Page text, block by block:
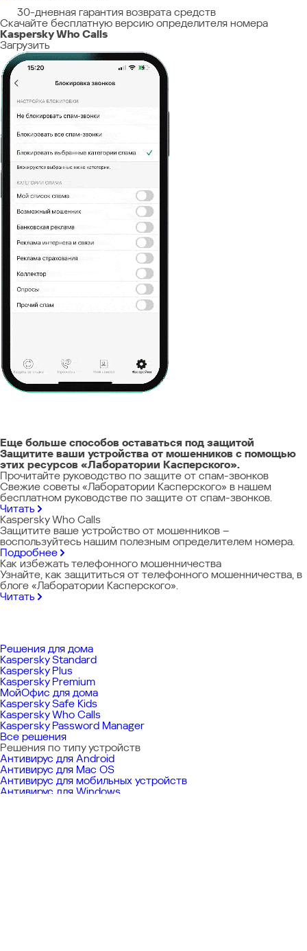
30-дневная гарантия возврата средств
Скачайте бесплатную версию определителя номера
Kaspersky Who Calls
Загрузить
Еще больше способов оставаться под защитой
Защитите ваши устройства от мошенников с помощью
этих ресурсов «Лаборатории Касперского».
Прочитайте руководство по защите от спам-звонков
Свежие советы «Лаборатории Касперского» в нашем
бесплатном руководстве по защите от спам-звонков.
Читать
Kaspersky Who Calls
Защитите ваше устройство от мошенников –
воспользуйтесь нашим полезным определителем номера.
Подробнее
Как избежать телефонного мошенничества
Узнайте, как защититься от телефонного мошенничества, в
блоге «Лаборатории Касперского».
Читать
Решения для дома
Kaspersky Standard
Kaspersky Plus
Kaspersky Premium
МойОфис для дома
Kaspersky Safe Kids
Kaspersky Who Calls
Kaspersky Password Manager
Все решения
Решения по типу устройств
Антивирус для Android
Антивирус для Mac OS
Антивирус для мобильных устройств
Антивирус для Windows